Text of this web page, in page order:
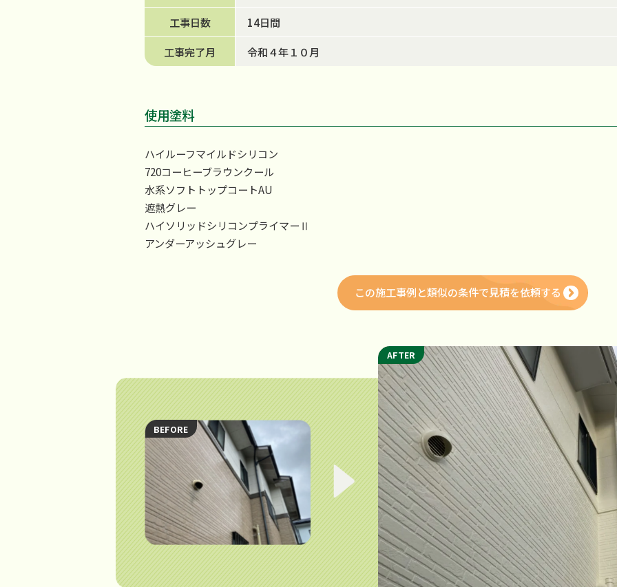
工事日数
14日間
工事完了月
令和４年１０月
使用塗料
ハイルーフマイルドシリコン
720コーヒーブラウンクール
水系ソフトトップコートAU
遮熱グレー
ハイソリッドシリコンプライマーⅡ
アンダーアッシュグレー
この施工事例と類似の条件で見積を依頼する
BEFORE
AFTER